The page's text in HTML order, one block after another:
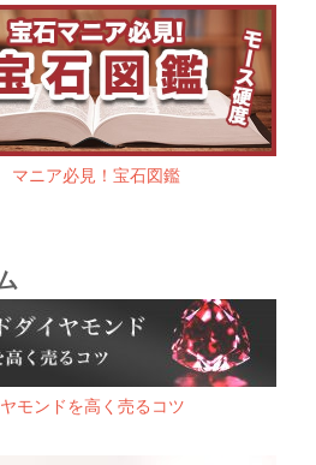
マニア必見！宝石図鑑
モンドを高く売るコツ